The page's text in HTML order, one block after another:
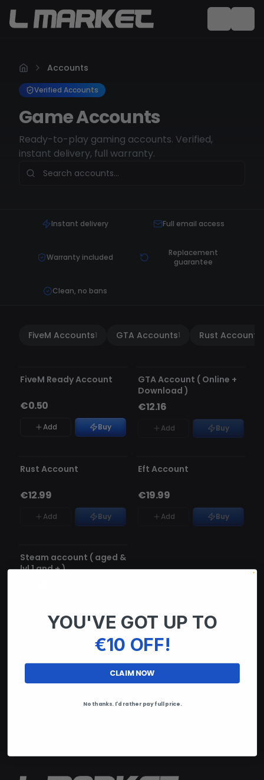
Accounts
Verified Accounts
Game Accounts
Ready-to-play gaming accounts. Verified,
instant delivery, full warranty.
Instant delivery Full email access
Warranty included
Replacement
guarantee
Clean, no bans
FiveM Accounts1 GTA Accounts1 Rust Accounts
FiveM Ready Account
€0.50
Add Buy
GTA Account ( Online +
Download )
€12.16
Add Buy
Rust Account
€12.99
Add Buy
AGOTADO
Eft Account
€19.99
Add Buy
Steam account ( aged &
lvl 1 and + )
YOU'VE GOT UP TO
€10 OFF!
CLAIM NOW
No thanks. I'd rather pay full price.